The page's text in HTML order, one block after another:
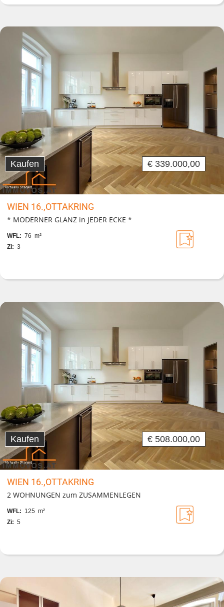
Kaufen € 339.000,00
WIEN 16.,OTTAKRING
* MODERNER GLANZ in JEDER ECKE *
WFL: 76 m²
Zi: 3
Kaufen € 508.000,00
WIEN 16.,OTTAKRING
2 WOHNUNGEN zum ZUSAMMENLEGEN
WFL: 125 m²
Zi: 5